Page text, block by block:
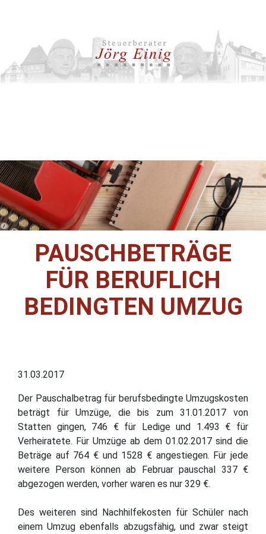
PAUSCHBETRÄGE
FÜR BERUFLICH
BEDINGTEN UMZUG
31.03.2017
Der Pauschalbetrag für berufsbedingte Umzugskosten
beträgt für Umzüge, die bis zum 31.01.2017 von
Statten gingen, 746 € für Ledige und 1.493 € für
Verheiratete. Für Umzüge ab dem 01.02.2017 sind die
Beträge auf 764 € und 1528 € angestiegen. Für jede
weitere Person können ab Februar pauschal 337 €
abgezogen werden, vorher waren es nur 329 €.
Des weiteren sind Nachhilfekosten für Schüler nach
einem Umzug ebenfalls abzugsfähig, und zwar steigt